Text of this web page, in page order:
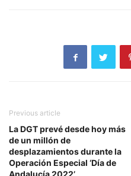
Previous article
La DGT prevé desde hoy más
de un millón de
desplazamientos durante la
Operación Especial ‘Día de